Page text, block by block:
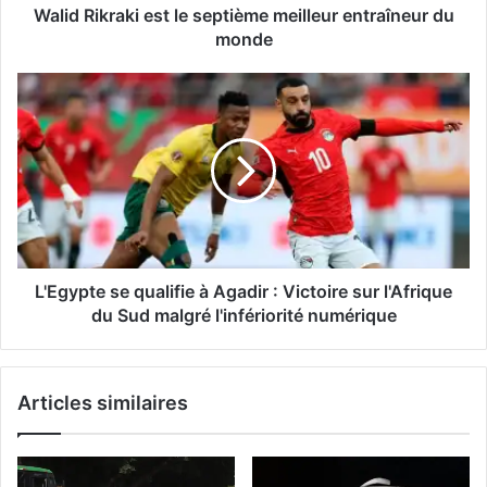
Walid Rikraki est le septième meilleur entraîneur du
monde
L'Egypte
se
qualifie
à
Agadir
:
Victoire
sur
l'Afrique
l'infériorité
L'Egypte se qualifie à Agadir : Victoire sur l'Afrique
du Sud malgré l'infériorité numérique
Articles similaires